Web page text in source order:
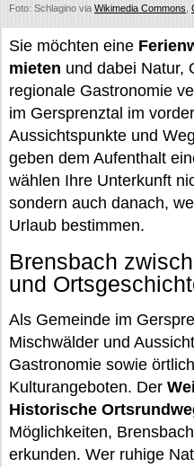
Foto: Schlagino via Wikimedia Commons
Sie möchten eine
mieten und dabei Natur,
regionale Gastronomie
im Gersprenztal im
Aussichtspunkte und
geben dem Aufenthalt
wählen Ihre Unterkunft
sondern auch danach,
Urlaub bestimmen.
Brensbach
und
Als Gemeinde im
Mischwälder und
Gastronomie sowie
Kulturangeboten. Der
Historische
Möglichkeiten,
erkunden. Wer ruhige